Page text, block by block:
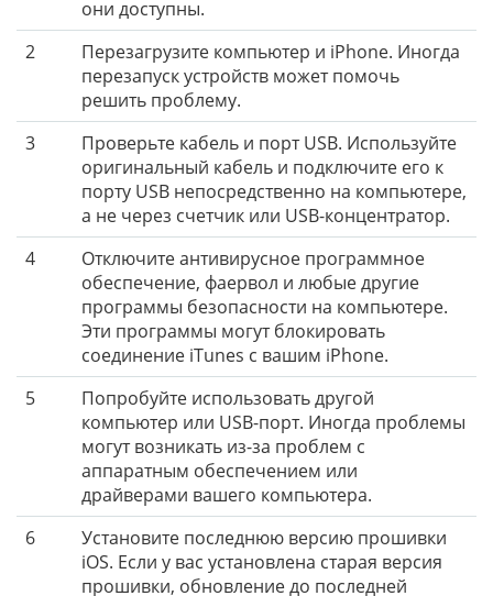
они доступны.
2
Перезагрузите компьютер и iPhone. Иногда
перезапуск устройств может помочь
решить проблему.
3
Проверьте кабель и порт USB. Используйте
оригинальный кабель и подключите его к
порту USB непосредственно на компьютере,
а не через счетчик или USB-концентратор.
4
Отключите антивирусное программное
обеспечение, фаервол и любые другие
программы безопасности на компьютере.
Эти программы могут блокировать
соединение iTunes с вашим iPhone.
5
Попробуйте использовать другой
компьютер или USB-порт. Иногда проблемы
могут возникать из-за проблем с
аппаратным обеспечением или
драйверами вашего компьютера.
6
Установите последнюю версию прошивки
iOS. Если у вас установлена старая версия
прошивки, обновление до последней